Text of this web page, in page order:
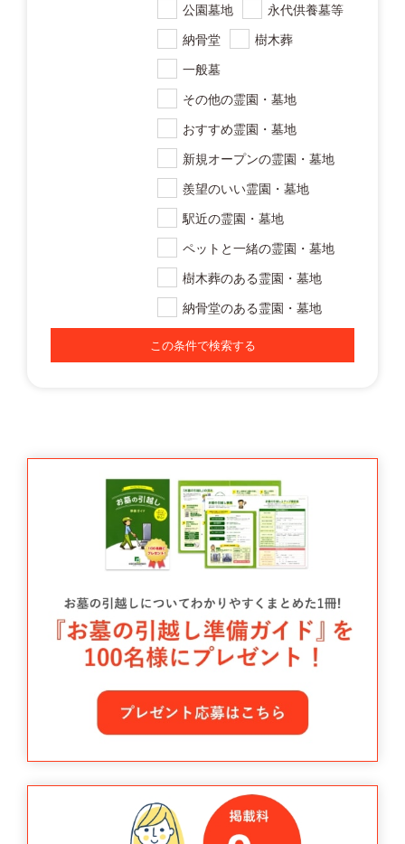
公園墓地
永代供養墓等
納骨堂
樹木葬
一般墓
その他の霊園・墓地
おすすめ霊園・墓地
新規オープンの霊園・墓地
羨望のいい霊園・墓地
駅近の霊園・墓地
ペットと一緒の霊園・墓地
樹木葬のある霊園・墓地
納骨堂のある霊園・墓地
この条件で検索する